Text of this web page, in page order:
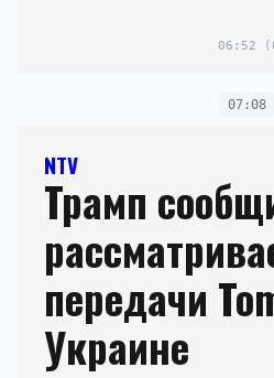
06:52
07:08
NTV
Трамп
передачи
Украине